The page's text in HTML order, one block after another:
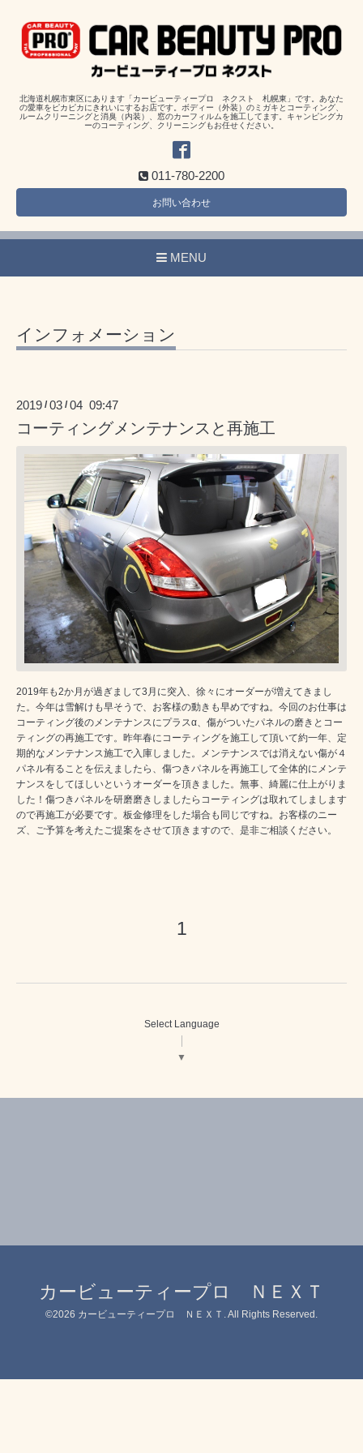
北海道札幌市東区にあります「カービューティープロ ネクスト 札幌東」です。あなた
の愛車をピカピカにきれいにするお店です。ボディー（外装）のミガキとコーティング、
ルームクリーニングと消臭（内装）、窓のカーフィルムを施工してます。キャンピングカ
ーのコーティング、クリーニングもお任せください。
011-780-2200
お問い合わせ
MENU
インフォメーション
2019 /03 /04 09:47
コーティングメンテナンスと再施工
2019年も2か月が過ぎまして3月に突入、徐々にオーダーが増えてきまし
た。今年は雪解けも早そうで、お客様の動きも早めですね。今回のお仕事は
コーティング後のメンテナンスにプラスα、傷がついたパネルの磨きとコー
ティングの再施工です。昨年春にコーティングを施工して頂いて約一年、定
期的なメンテナンス施工で入庫しました。メンテナンスでは消えない傷が４
パネル有ることを伝えましたら、傷つきパネルを再施工して全体的にメンテ
ナンスをしてほしいというオーダーを頂きました。無事、綺麗に仕上がりま
した！傷つきパネルを研磨磨きしましたらコーティングは取れてしまします
ので再施工が必要です。板金修理をした場合も同じですね。お客様のニー
ズ、ご予算を考えたご提案をさせて頂きますので、是非ご相談ください。
1
Select Language
▼
カービューティープロ ＮＥＸＴ
©2026 カービューティープロ ＮＥＸＴ . All Rights Reserved.